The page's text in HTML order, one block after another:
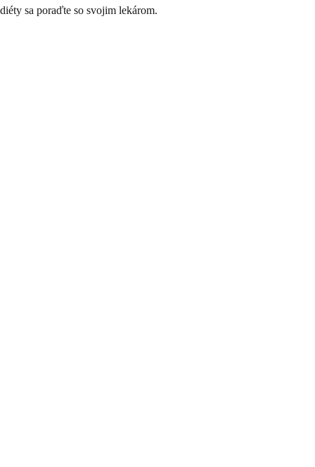
diéty sa poraďte so svojim lekárom.